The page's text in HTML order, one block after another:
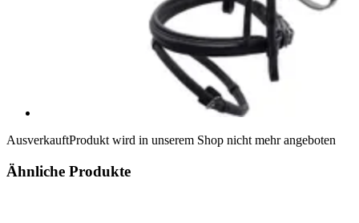
AusverkauftProdukt wird in unserem Shop nicht mehr angeboten
Ähnliche Produkte